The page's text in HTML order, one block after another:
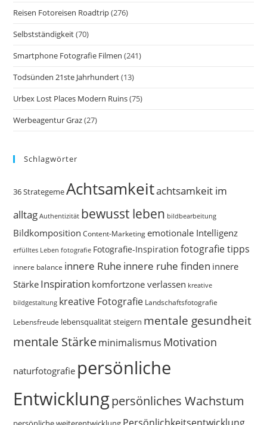
Reisen Fotoreisen Roadtrip(276)
Selbstständigkeit(70)
Smartphone Fotografie Filmen (241)
Todsünden 21ste Jahrhundert(13)
Urbex Lost Places Modern Ruins(75)
Werbeagentur Graz(27)
Schlagwörter
36 StrategemeAchtsamkeitachtsamkeit im
alltag Authentizität bewusst leben bildbearbeitung
Bildkomposition Content-Marketing emotionale Intelligenz
erfülltes Leben fotografie Fotografie-Inspiration fotografie tipps
innere balance innere Ruhe innere ruhe finden innere
Stärke Inspiration komfortzone verlassen kreative
bildgestaltung kreative Fotografie Landschaftsfotografie
Lebensfreude lebensqualität steigern mentale gesundheit
mentale Stärkeminimalismus Motivation
naturfotografie persönliche
Entwicklungpersönliches Wachstum